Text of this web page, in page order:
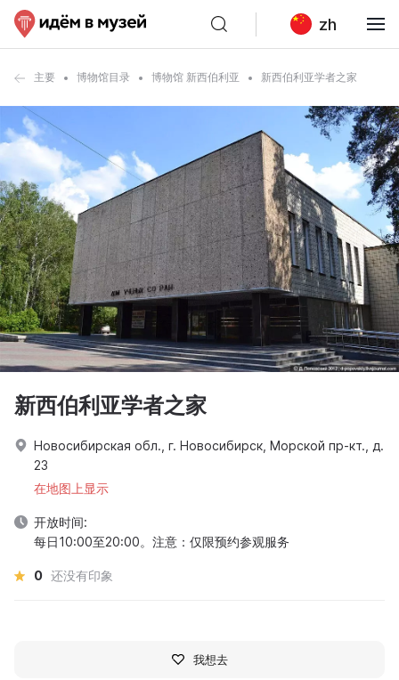
zh
主要 博物馆目录 博物馆 新西伯利亚 新西伯利亚学者之家
新西伯利亚学者之家
Новосибирская обл., г. Новосибирск, Морской пр-кт., д.
23
在地图上显示
开放时间:
每日10:00至20:00。注意：仅限预约参观服务
0 还没有印象
我想去